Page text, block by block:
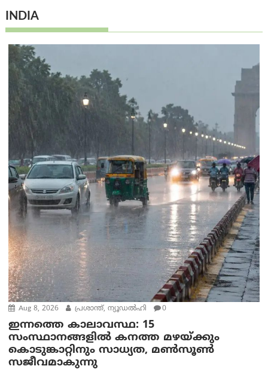
INDIA
Aug 8, 2026 പ്രശാന്ത്, ന്യൂഡല്‍ഹി 0
ഇന്നത്തെ കാലാവസ്ഥ: 15
സംസ്ഥാനങ്ങളിൽ കനത്ത മഴയ്ക്കും
കൊടുങ്കാറ്റിനും സാധ്യത, മൺസൂൺ
സജീവമാകുന്നു